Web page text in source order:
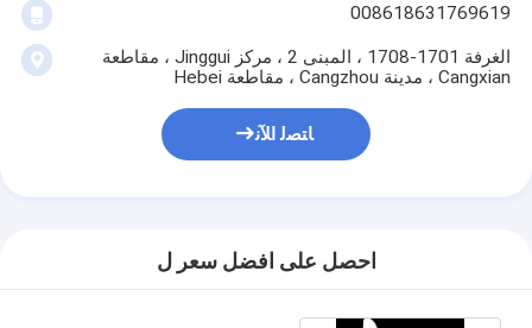
008618631769619
الغرفة 1701-1708 ، المبنى 2 ، مركز Jinggui ، مقاطعة
Cangxian ، مدينة Cangzhou ، مقاطعة Hebei
ﺎﺘﺼﻟ ﺍﻶﻧ
احصل على افضل سعر ل